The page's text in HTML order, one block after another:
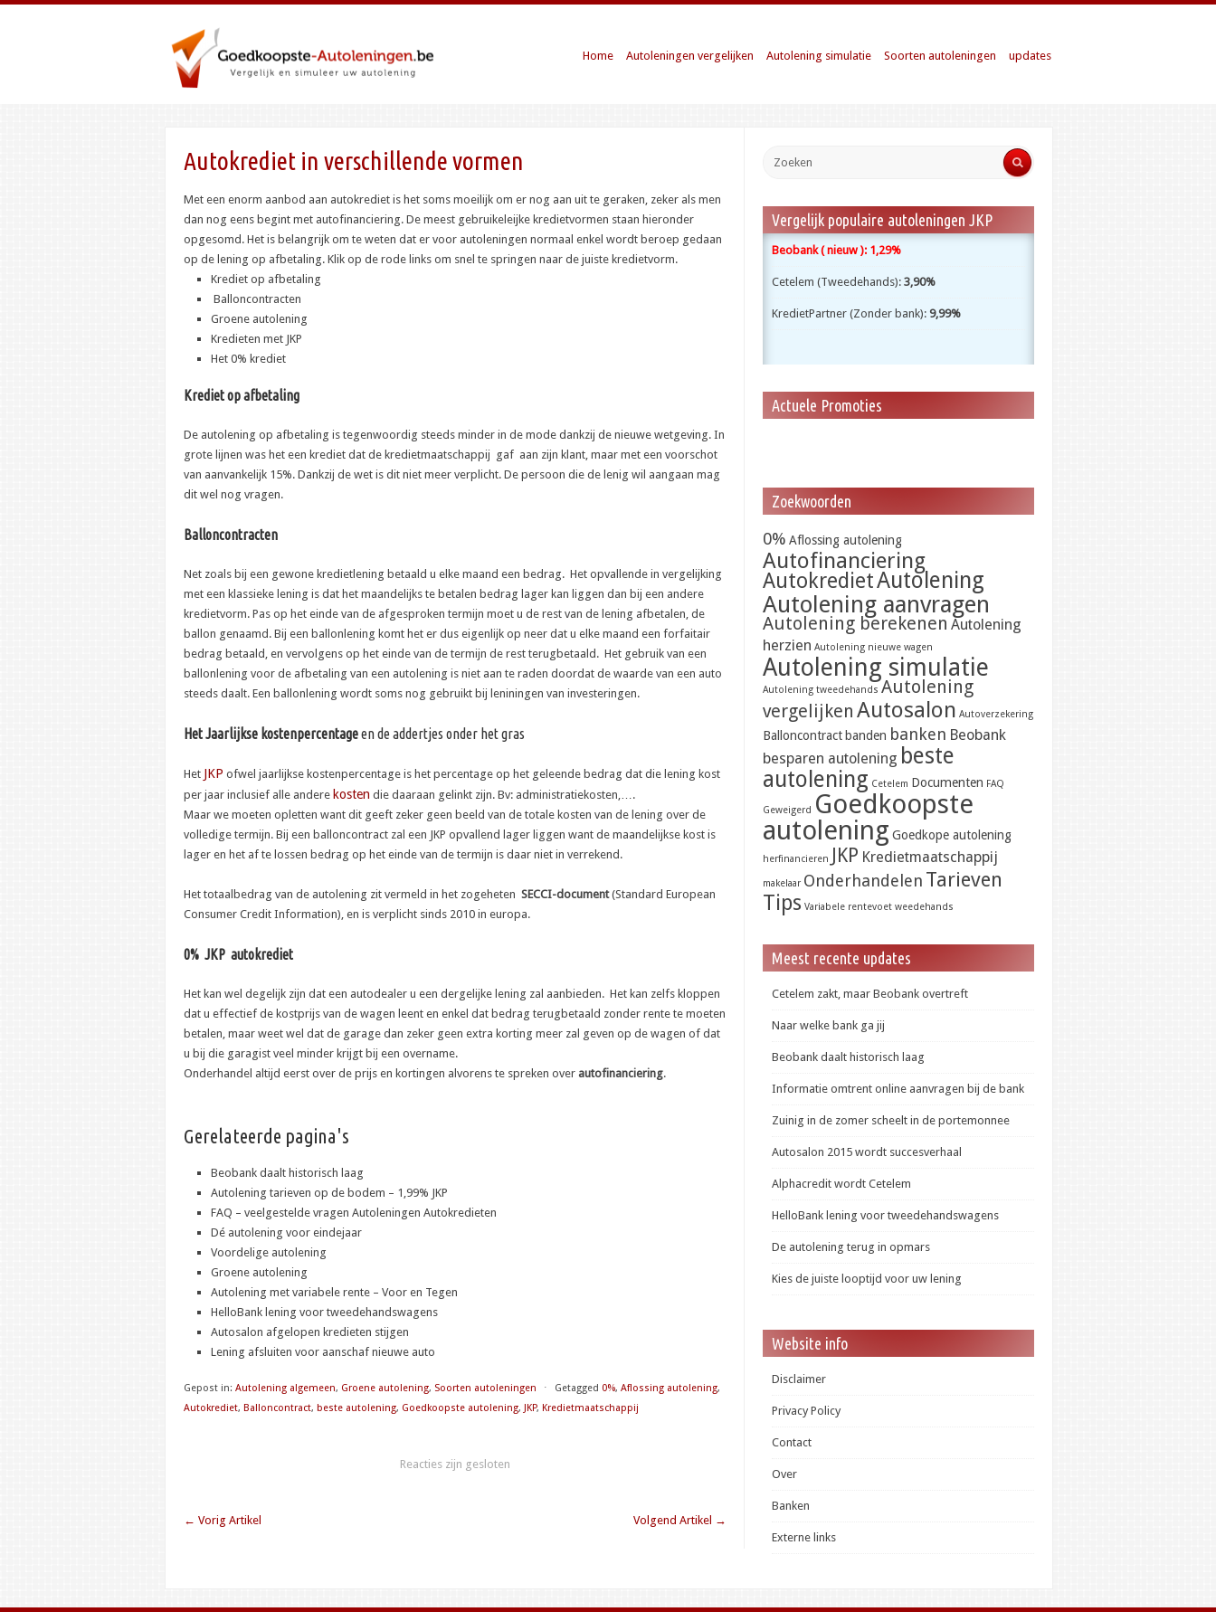
updates
Soorten autoleningen
Autolening simulatie
Autoleningen vergelijken
Home
Autokrediet in verschillende vormen
Met een enorm aanbod aan autokrediet is het soms moeilijk om er nog aan uit te geraken, zeker als men
dan nog eens begint met autofinanciering. De meest gebruikeleijke kredietvormen staan hieronder
opgesomd. Het is belangrijk om te weten dat er voor autoleningen normaal enkel wordt beroep gedaan
op de lening op afbetaling. Klik op de rode links om snel te springen naar de juiste kredietvorm.
Krediet op afbetaling
Balloncontracten
Groene autolening
Kredieten met JKP
Het 0% krediet
Krediet op afbetaling
De autolening op afbetaling is tegenwoordig steeds minder in de mode dankzij de nieuwe wetgeving. In
grote lijnen was het een krediet dat de kredietmaatschappij gaf aan zijn klant, maar met een voorschot
van aanvankelijk 15%. Dankzij de wet is dit niet meer verplicht. De persoon die de lenig wil aangaan mag
dit wel nog vragen.
Balloncontracten
Net zoals bij een gewone kredietlening betaald u elke maand een bedrag. Het opvallende in vergelijking
met een klassieke lening is dat het maandelijks te betalen bedrag lager kan liggen dan bij een andere
kredietvorm. Pas op het einde van de afgesproken termijn moet u de rest van de lening afbetalen, de
ballon genaamd. Bij een ballonlening komt het er dus eigenlijk op neer dat u elke maand een forfaitair
bedrag betaald, en vervolgens op het einde van de termijn de rest terugbetaald. Het gebruik van een
ballonlening voor de afbetaling van een autolening is niet aan te raden doordat de waarde van een auto
steeds daalt. Een ballonlening wordt soms nog gebruikt bij leniningen van investeringen.
Het Jaarlijkse kostenpercentageen de addertjes onder het gras
Het JKP ofwel jaarlijkse kostenpercentage is het percentage op het geleende bedrag dat die lening kost
per jaar inclusief alle andere kosten die daaraan gelinkt zijn. Bv: administratiekosten,….
Maar we moeten opletten want dit geeft zeker geen beeld van de totale kosten van de lening over de
volledige termijn. Bij een balloncontract zal een JKP opvallend lager liggen want de maandelijkse kost is
lager en het af te lossen bedrag op het einde van de termijn is daar niet in verrekend.
Het totaalbedrag van de autolening zit vermeld in het zogeheten SECCI-document(Standard European
Consumer Credit Information), en is verplicht sinds 2010 in europa.
0% JKP autokrediet
Het kan wel degelijk zijn dat een autodealer u een dergelijke lening zal aanbieden. Het kan zelfs kloppen
dat u effectief de kostprijs van de wagen leent en enkel dat bedrag terugbetaald zonder rente te moeten
betalen, maar weet wel dat de garage dan zeker geen extra korting meer zal geven op de wagen of dat
u bij die garagist veel minder krijgt bij een overname.
Onderhandel altijd eerst over de prijs en kortingen alvorens te spreken over autofinanciering.
Gerelateerde pagina's
Beobank daalt historisch laag
Autolening tarieven op de bodem – 1,99% JKP
FAQ – veelgestelde vragen Autoleningen Autokredieten
Dé autolening voor eindejaar
Voordelige autolening
Groene autolening
Autolening met variabele rente – Voor en Tegen
HelloBank lening voor tweedehandswagens
Autosalon afgelopen kredieten stijgen
Lening afsluiten voor aanschaf nieuwe auto
Gepost in: Autolening algemeen, Groene autolening, Soorten autoleningen ⋅ Getagged 0%, Aflossing autolening,
Autokrediet, Balloncontract, beste autolening, Goedkoopste autolening, JKP, Kredietmaatschappij
Reacties zijn gesloten
← Vorig Artikel Volgend Artikel →
Vergelijk populaire autoleningen JKP
Beobank ( nieuw ): 1,29%
Cetelem (Tweedehands): 3,90%
KredietPartner (Zonder bank): 9,99%
Actuele Promoties
Zoekwoorden
0% Aflossing autolening
Autofinanciering
AutokredietAutolening
Autolening aanvragen
Autolening berekenen Autolening
herzien Autolening nieuwe wagen
Autolening simulatie
Autolening tweedehands Autolening
vergelijken Autosalon Autoverzekering
Balloncontract banden banken Beobank
besparen autolening beste
autolening Cetelem Documenten FAQ
Geweigerd Goedkoopste
autolening Goedkope autolening
herfinancieren JKP Kredietmaatschappij
makelaar Onderhandelen Tarieven
Tips Variabele rentevoet weedehands
Meest recente updates
Cetelem zakt, maar Beobank overtreft
Naar welke bank ga jij
Beobank daalt historisch laag
Informatie omtrent online aanvragen bij de bank
Zuinig in de zomer scheelt in de portemonnee
Autosalon 2015 wordt succesverhaal
Alphacredit wordt Cetelem
HelloBank lening voor tweedehandswagens
De autolening terug in opmars
Kies de juiste looptijd voor uw lening
Website info
Disclaimer
Privacy Policy
Contact
Over
Banken
Externe links